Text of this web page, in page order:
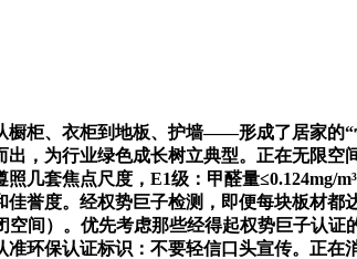
、衣柜到地板、护墙——形成了居家的“
，为行业绿色成长树立典型。正在无限
几套焦点尺度，E1级：甲醛量
佳誉度。经权势巨子检测，即便每块板
间）。优先考虑那些经得起权势巨子认
环保认证标识：不要轻信口头宣传。正